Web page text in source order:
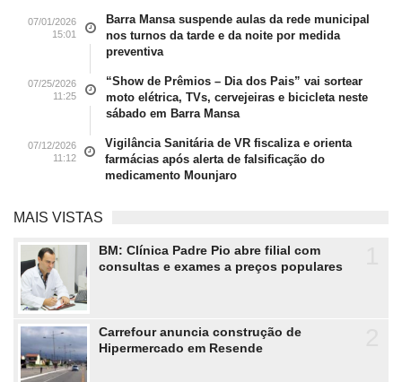
07/01/2026
15:01
Barra Mansa suspende aulas da rede municipal
nos turnos da tarde e da noite por medida
preventiva
07/25/2026
11:25
“Show de Prêmios – Dia dos Pais” vai sortear
moto elétrica, TVs, cervejeiras e bicicleta neste
sábado em Barra Mansa
07/12/2026
11:12
Vigilância Sanitária de VR fiscaliza e orienta
farmácias após alerta de falsificação do
medicamento Mounjaro
MAIS VISTAS
BM: Clínica Padre Pio abre filial com
consultas e exames a preços populares
Carrefour anuncia construção de
Hipermercado em Resende